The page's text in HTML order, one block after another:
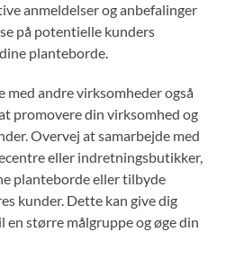
anmeldelser og anbefalinger
på potentielle kunders
planteborde.
med andre virksomheder også
promovere din virksomhed og
Overvej at samarbejde med
eller indretningsbutikker,
planteborde eller tilbyde
kunder. Dette kan give dig
en større målgruppe og øge din